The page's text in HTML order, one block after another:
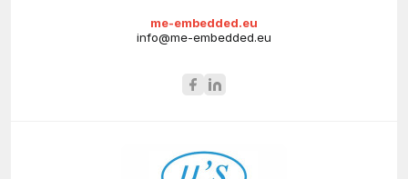
me-embedded.eu
info@me-embedded.eu